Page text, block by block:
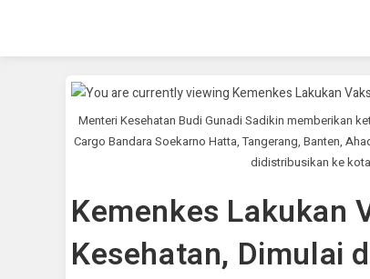
Menteri Kesehatan Budi Gunadi Sadikin memberikan
Cargo Bandara Soekarno Hatta, Tangerang, Banten,
didistribusikan ke
Kemenkes Lakukan
Kesehatan, Dimulai